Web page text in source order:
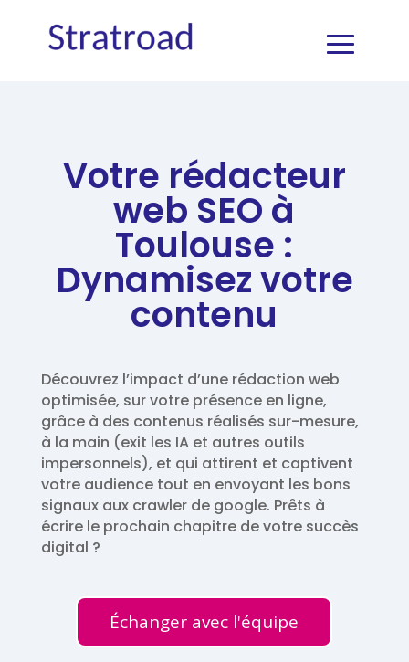
Votre rédacteur
web SEO à
Toulouse :
Dynamisez votre
contenu
Découvrez l’impact d’une rédaction web
optimisée, sur votre présence en ligne,
grâce à des contenus réalisés sur-mesure,
à la main (exit les IA et autres outils
impersonnels), et qui attirent et captivent
votre audience tout en envoyant les bons
signaux aux crawler de google. Prêts à
écrire le prochain chapitre de votre succès
digital ?
Échanger avec l'équipe